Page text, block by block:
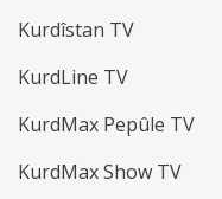
Kurdîstan TV
KurdLine TV
KurdMax Pepûle TV
KurdMax Show TV